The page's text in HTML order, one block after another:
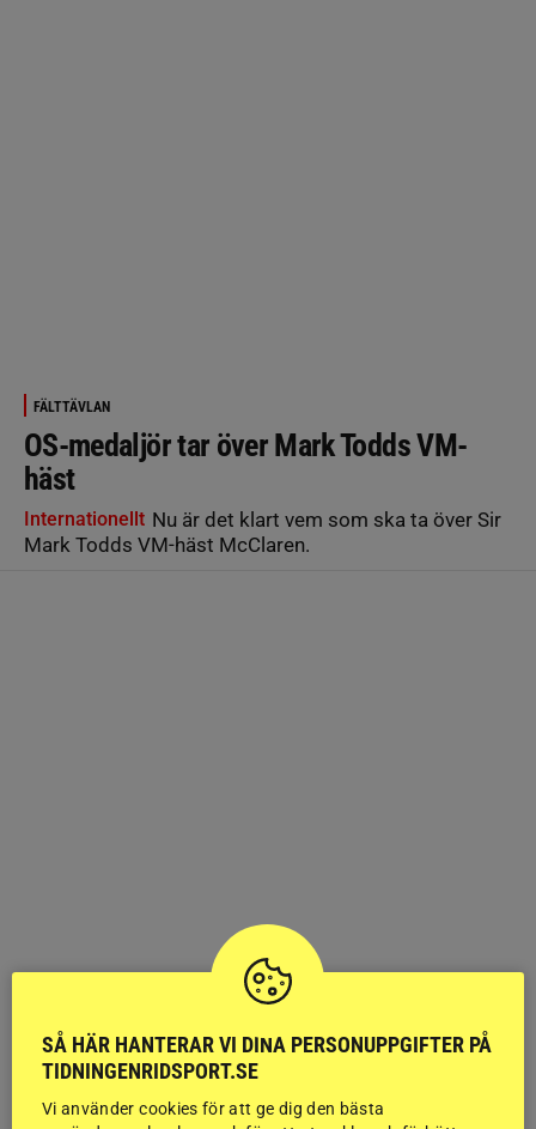
FÄLTTÄVLAN
OS-medaljör tar över Mark Todds VM-
häst
Internationellt Nu är det klart vem som ska ta över Sir
Mark Todds VM-häst McClaren.
SÅ HÄR HANTERAR VI DINA PERSONUPPGIFTER PÅ
TIDNINGENRIDSPORT.SE
Vi använder cookies för att ge dig den bästa